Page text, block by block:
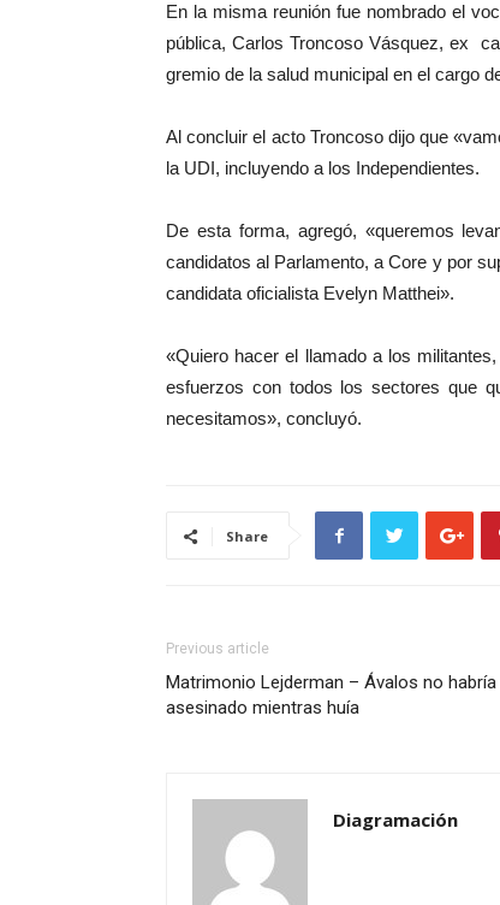
En la misma reunión fue nombrado el
pública, Carlos Troncoso Vásquez, ex
gremio de la salud municipal en el cargo
Al concluir el acto Troncoso dijo que
la UDI, incluyendo a los Independientes.
De esta forma, agregó, «queremos
candidatos al Parlamento, a Core y por
candidata oficialista Evelyn Matthei».
«Quiero hacer el llamado a los
esfuerzos con todos los sectores que
necesitamos», concluyó.
Share
Previous article
Matrimonio Lejderman – Ávalos no
asesinado mientras huía
Diagramación